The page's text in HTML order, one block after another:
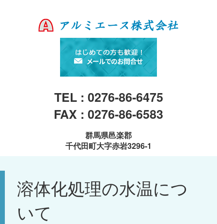
TEL : 0276-86-6475
FAX : 0276-86-6583
群馬県邑楽郡
千代田町大字赤岩3296-1
溶体化処理の水温につ
いて